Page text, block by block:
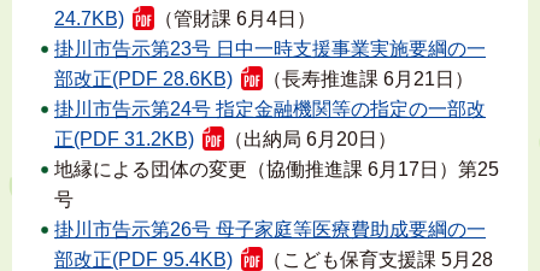
24.7KB)
（管財課 6月4日）
掛川市告示第23号 日中一時支援事業実施要綱の一
部改正(PDF 28.6KB)
（長寿推進課 6月21日）
掛川市告示第24号 指定金融機関等の指定の一部改
正(PDF 31.2KB)
（出納局 6月20日）
地縁による団体の変更（協働推進課 6月17日）第25
号
掛川市告示第26号 母子家庭等医療費助成要綱の一
部改正(PDF 95.4KB)
（こども保育支援課 5月28